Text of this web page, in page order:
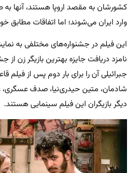
کشورشان به مقصد اروپا هستند، آنها به
وارد ایران می‌شوند؛ اما اتفاقات
این فیلم در جشنواره‌های مختلفی به
نامزد دریافت جایزه بهترین بازیگر زن از
جبرائیلی آن را برای بار دوم پس از فیلم
شادمان، متین حیدری‌نیا، صدف عسگری،
دیگر بازیگران این فیلم سینمایی هستند.